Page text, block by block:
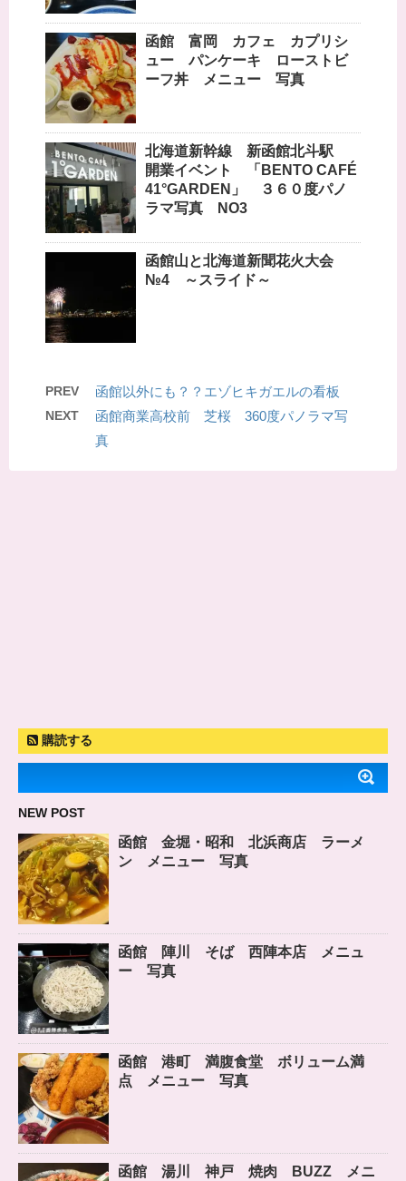
函館 富岡 カフェ カプリシ
ュー パンケーキ ローストビ
ーフ丼 メニュー 写真
北海道新幹線 新函館北斗駅
開業イベント 「BENTO CAFÉ
41°GARDEN」 ３６０度パノ
ラマ写真 NO3
函館山と北海道新聞花火大会
№4 ～スライド～
PREV 函館以外にも？？エゾヒキガエルの看板
NEXT
函館商業高校前 芝桜 360度パノラマ写
真
購読する
NEW POST
函館 金堀・昭和 北浜商店 ラーメ
ン メニュー 写真
函館 陣川 そば 西陣本店 メニュ
ー 写真
函館 港町 満腹食堂 ボリューム満
点 メニュー 写真
函館 湯川 神戸 焼肉 BUZZ メニ